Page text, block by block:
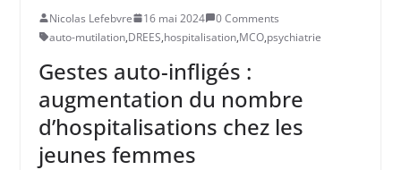
Nicolas Lefebvre 16 mai 2024
0 Comments
auto-mutilation,DREES,hospitalisation,MCO,psychiatrie
Gestes auto-infligés :
augmentation du nombre
d’hospitalisations chez les
jeunes femmes